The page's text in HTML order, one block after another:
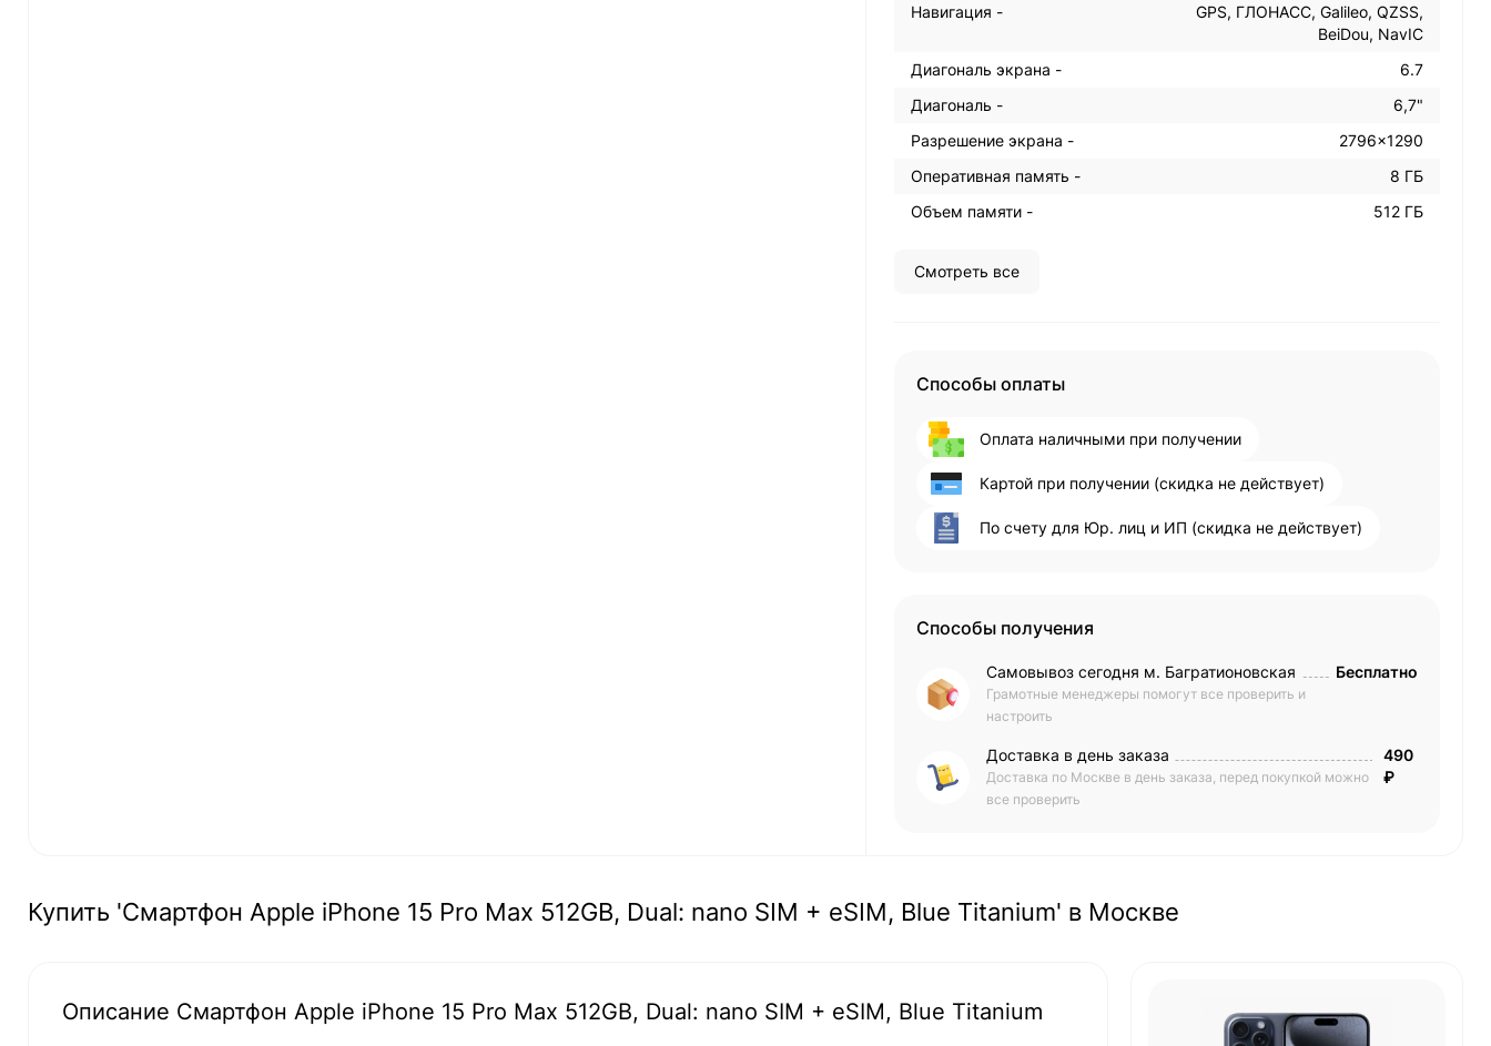
Навигация -
GPS, ГЛОНАСС, Galileo, QZSS,
BeiDou, NavIC
Диагональ экрана -
6.7
Диагональ -
6,7"
Разрешение экрана -
2796x1290
Оперативная память -
8 ГБ
Объем памяти -
512 ГБ
Смотреть все
Способы оплаты
Оплата наличными при получении
Картой при получении (скидка не действует)
По счету для Юр. лиц и ИП (скидка не действует)
Способы получения
Самовывоз сегодня м. Багратионовская
Грамотные менеджеры помогут все проверить и
настроить
Бесплатно
Доставка в день заказа
Доставка по Москве в день заказа, перед покупкой можно
все проверить
490
₽
Купить 'Смартфон Apple iPhone 15 Pro Max 512GB, Dual: nano SIM + eSIM, Blue Titanium' в Москве
Описание Смартфон Apple iPhone 15 Pro Max 512GB, Dual: nano SIM + eSIM, Blue Titanium